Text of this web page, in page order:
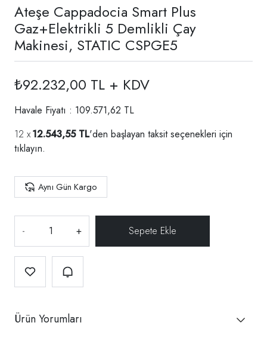
Ateşe Cappadocia Smart Plus
Gaz+Elektrikli 5 Demlikli Çay
Makinesi, STATIC CSPGE5
₺92.232,00 TL + KDV
Havale Fiyatı : 109.571,62 TL
12.543,55 TL'den başlayan taksit seçenekleri için
tıklayın.
Aynı Gün Kargo
- +
Ürün Yorumları